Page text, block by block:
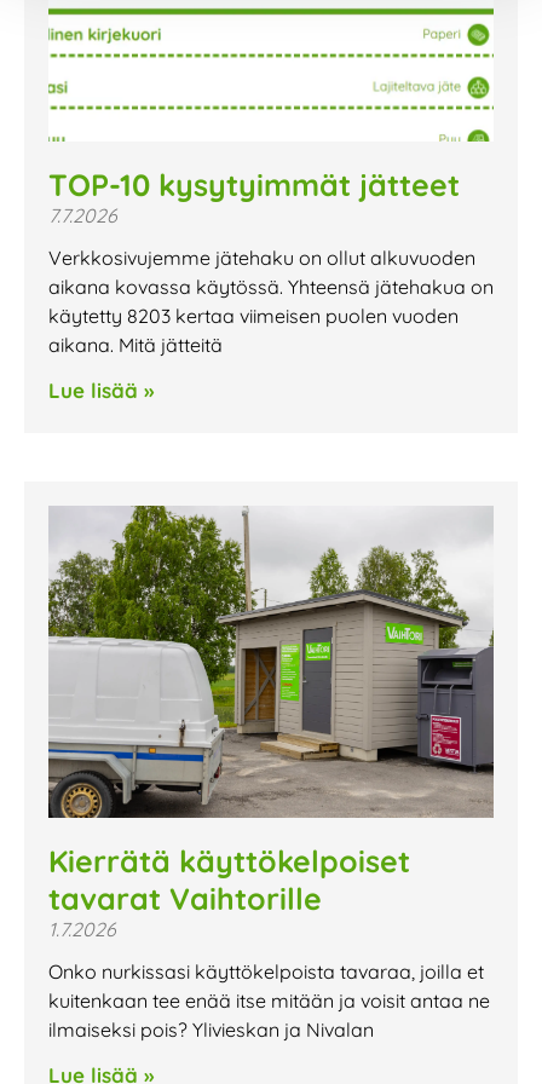
TOP-10 kysytyimmät jätteet
7.7.2026
Verkkosivujemme jätehaku on ollut alkuvuoden
aikana kovassa käytössä. Yhteensä jätehakua on
käytetty 8203 kertaa viimeisen puolen vuoden
aikana. Mitä jätteitä
Lue lisää »
Kierrätä käyttökelpoiset
tavarat Vaihtorille
1.7.2026
Onko nurkissasi käyttökelpoista tavaraa, joilla et
kuitenkaan tee enää itse mitään ja voisit antaa ne
ilmaiseksi pois? Ylivieskan ja Nivalan
Lue lisää »